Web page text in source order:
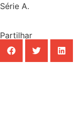
Série A.
Partilhar